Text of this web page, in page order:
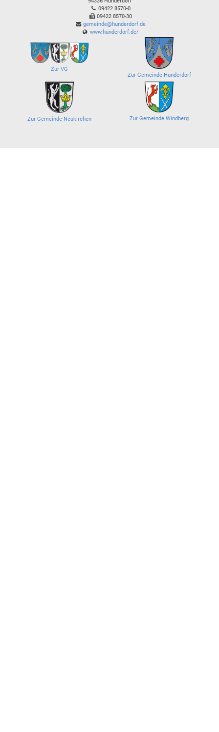
09422 8570-0
09422 8570-30
gemeinde@hunderdorf.de
www.hunderdorf.de/
Zur VG
Zur Gemeinde Hunderdorf
Zur Gemeinde Neukirchen Zur Gemeinde Windberg